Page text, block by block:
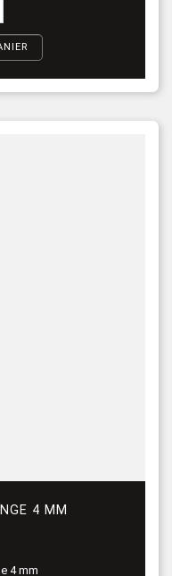
4 MM
4 mm